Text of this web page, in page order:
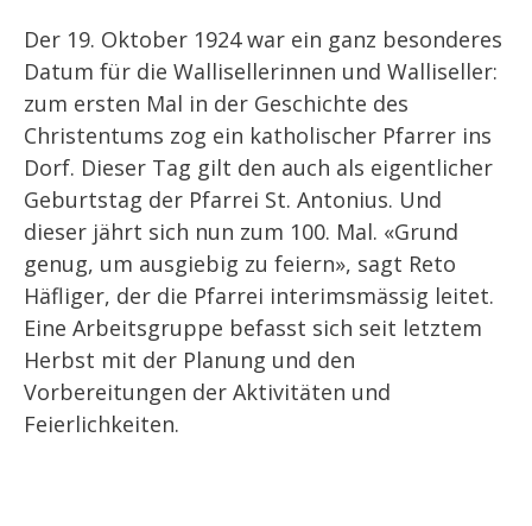
Der 19. Oktober 1924 war ein ganz besonderes
Datum für die Wallisellerinnen und Walliseller:
zum ersten Mal in der Geschichte des
Christentums zog ein katholischer Pfarrer ins
Dorf. Dieser Tag gilt den auch als eigentlicher
Geburtstag der Pfarrei St. Antonius. Und
dieser jährt sich nun zum 100. Mal. «Grund
genug, um ausgiebig zu feiern», sagt Reto
Häfliger, der die Pfarrei interimsmässig leitet.
Eine Arbeitsgruppe befasst sich seit letztem
Herbst mit der Planung und den
Vorbereitungen der Aktivitäten und
Feierlichkeiten.